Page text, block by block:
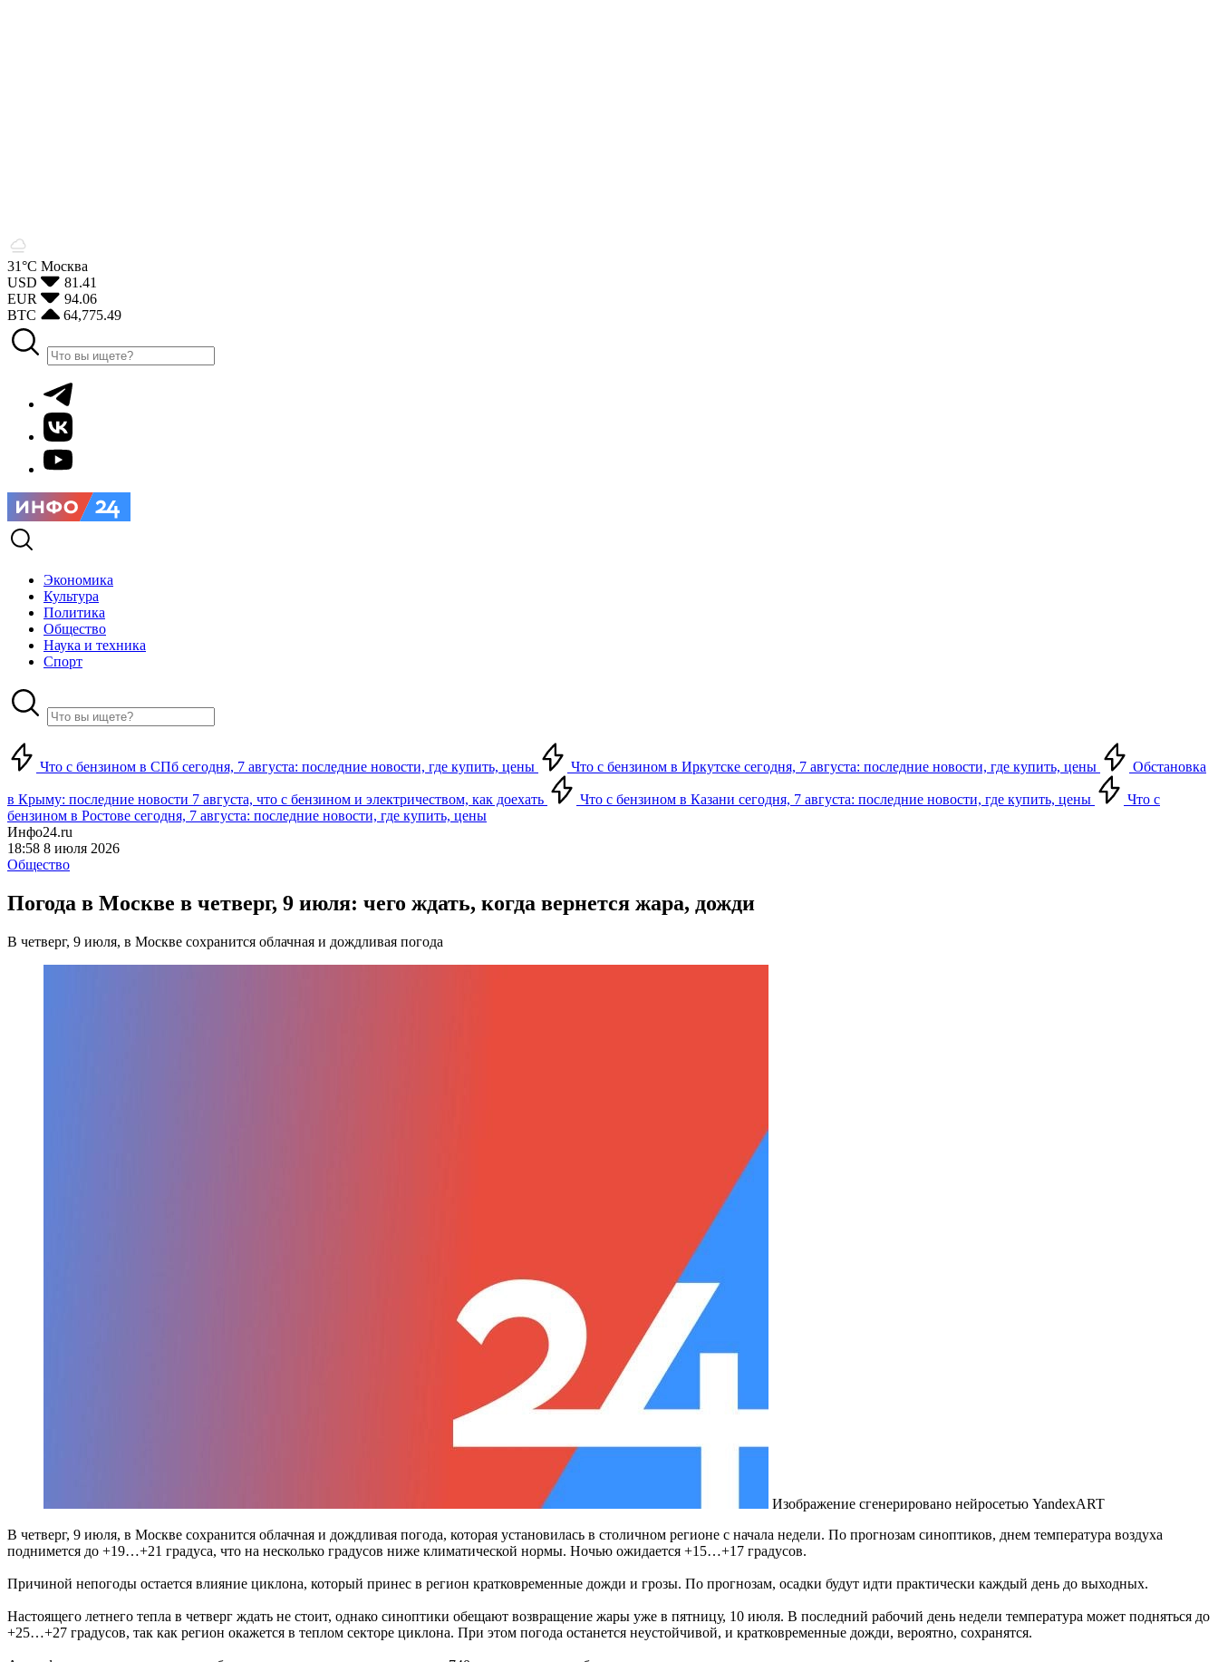
31°С Москва
USD
81.41
EUR
94.06
BTC
64,775.49
Экономика
Культура
Политика
Общество
Наука и техника
Спорт
Что с бензином в СПб сегодня, 7 августа: последние новости, где купить, цены Что с бензином в Иркутске сегодня, 7 августа: последние новости, где купить, цены Обстановка
в Крыму: последние новости 7 августа, что с бензином и электричеством, как доехать Что с бензином в Казани сегодня, 7 августа: последние новости, где купить, цены
Что с
бензином в Ростове сегодня, 7 августа: последние новости, где купить, цены
Инфо24.ru
18:58 8 июля 2026
Общество
Погода в Москве в четверг, 9 июля: чего ждать, когда вернется жара, дожди
В четверг, 9 июля, в Москве сохранится облачная и дождливая погода
Изображение сгенерировано нейросетью YandexART
В четверг, 9 июля, в Москве сохранится облачная и дождливая погода, которая установилась в столичном регионе с начала недели. По прогнозам синоптиков, днем температура воздуха
поднимется до +19…+21 градуса, что на несколько градусов ниже климатической нормы. Ночью ожидается +15…+17 градусов.
Причиной непогоды остается влияние циклона, который принес в регион кратковременные дожди и грозы. По прогнозам, осадки будут идти практически каждый день до выходных.
Настоящего летнего тепла в четверг ждать не стоит, однако синоптики обещают возвращение жары уже в пятницу, 10 июля. В последний рабочий день недели температура может подняться до
+25…+27 градусов, так как регион окажется в теплом секторе циклона. При этом погода останется неустойчивой, и кратковременные дожди, вероятно, сохранятся.